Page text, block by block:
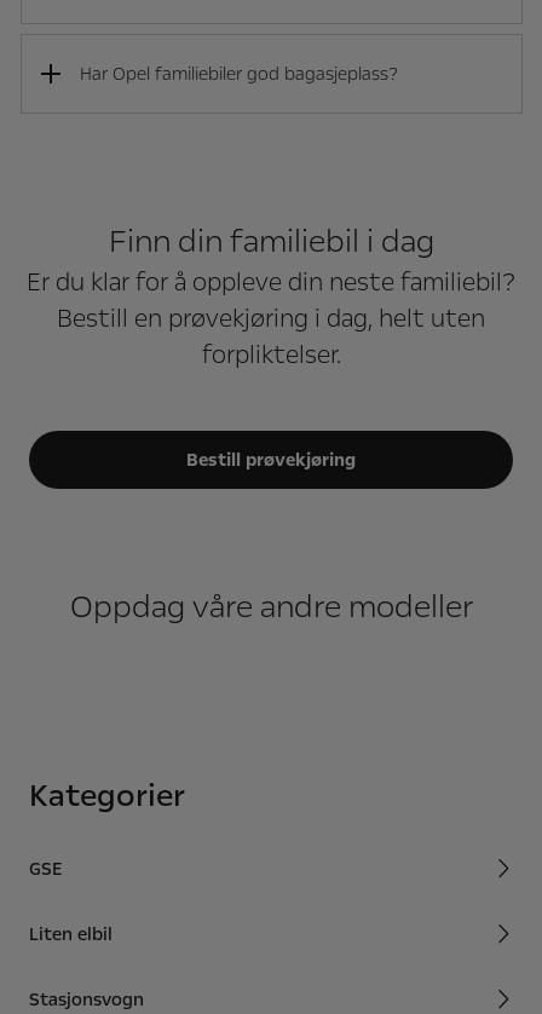
Har Opel familiebiler god bagasjeplass?
Finn din familiebil i dag
Er du klar for å oppleve din neste familiebil?
Bestill en prøvekjøring i dag, helt uten
forpliktelser.
Bestill prøvekjøring
Oppdag våre andre modeller
Kategorier
GSE
Liten elbil
Stasjonsvogn